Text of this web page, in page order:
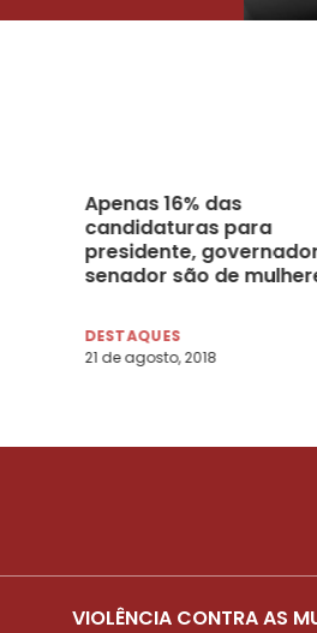
Apenas 16% das
candidaturas para
presidente,
senador são de
DESTAQUES
21 de agosto, 2018
VIOLÊNCIA CONTRA AS